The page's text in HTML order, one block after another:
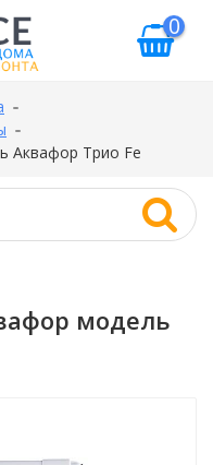
0
Аквафор Трио Fe
модель